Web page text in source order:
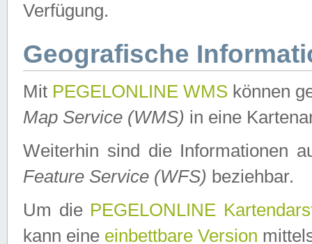
Verfügung.
Geografische
Mit PEGELONLINE WMS können
Map Service (WMS) in eine
Weiterhin sind die Informationen
Feature Service (WFS) beziehbar.
Um die PEGELONLINE
kann eine einbettbare Version